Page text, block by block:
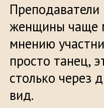
женщины чаще
мнению
просто танец,
столько через
вид.